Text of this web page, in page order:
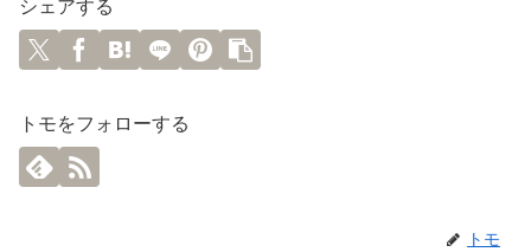
シェアする
トモをフォローする
トモ